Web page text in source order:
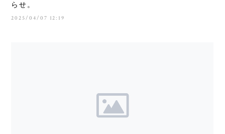
らせ。
2025/04/07 12:19